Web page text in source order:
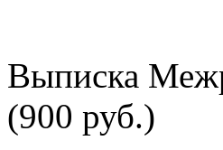
Выписка
(900 руб.)